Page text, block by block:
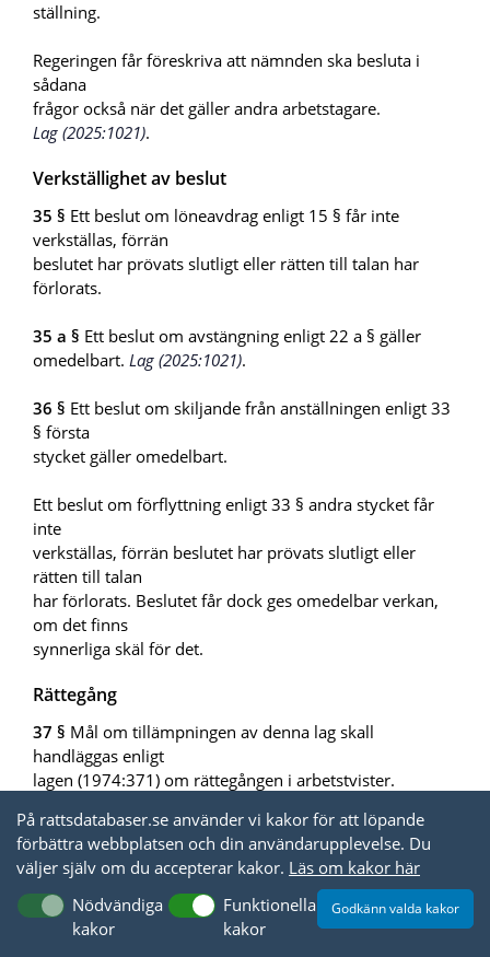
ställning.
Regeringen får föreskriva att nämnden ska besluta i
sådana
frågor också när det gäller andra arbetstagare.
Lag (2025:1021).
Verkställighet av beslut
35 § Ett beslut om löneavdrag enligt 15 § får inte
verkställas, förrän
beslutet har prövats slutligt eller rätten till talan har
förlorats.
35 a § Ett beslut om avstängning enligt 22 a § gäller
omedelbart. Lag (2025:1021).
36 § Ett beslut om skiljande från anställningen enligt 33
§ första
stycket gäller omedelbart.
Ett beslut om förflyttning enligt 33 § andra stycket får
inte
verkställas, förrän beslutet har prövats slutligt eller
rätten till talan
har förlorats. Beslutet får dock ges omedelbar verkan,
om det finns
synnerliga skäl för det.
Rättegång
37 § Mål om tillämpningen av denna lag skall
handläggas enligt
lagen (1974:371) om rättegången i arbetstvister.
38 §I en tvist om ett beslut enligt 7 c, 22 a, 31 eller 36 §
får domstolen för tiden fram till dess att det finns ett
avgörande som fått laga kraft bestämma att beslutet tills
vidare inte ska gälla.Lag (2025:1021).
På rattsdatabaser.se använder vi kakor för att löpande
förbättra webbplatsen och din användarupplevelse. Du
väljer själv om du accepterar kakor. Läs om kakor här
Nödvändiga
kakor
Funktionella
kakor
Godkänn valda kakor